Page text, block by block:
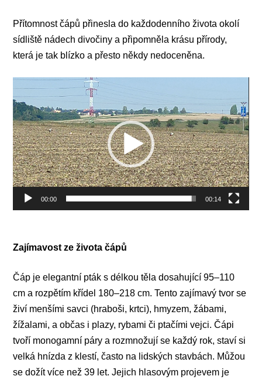
Přítomnost čápů přinesla do každodenního života okolí
sídliště nádech divočiny a připomněla krásu přírody,
která je tak blízko a přesto někdy nedoceněna.
přehrávač
00:00 00:14
Zajímavost ze života čápů
Čáp je elegantní pták s délkou těla dosahující 95–110
cm a rozpětím křídel 180–218 cm. Tento zajímavý tvor se
živí menšími savci (hraboši, krtci), hmyzem, žábami,
žížalami, a občas i plazy, rybami či ptačími vejci. Čápi
tvoří monogamní páry a rozmnožují se každý rok, staví si
velká hnízda z klestí, často na lidských stavbách. Můžou
se dožít více než 39 let. Jejich hlasovým projevem je